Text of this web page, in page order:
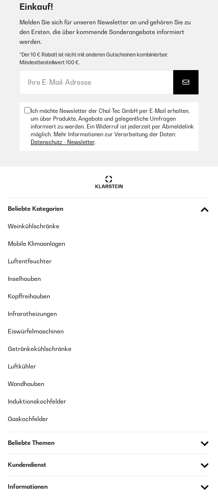
Einkauf!
Melden Sie sich für unseren Newsletter an und gehören Sie zu
den Ersten, die über kommende Sonderangebote informiert
werden.
*Der 10 € Rabatt ist nicht mit anderen Gutscheinen kombinierbar.
Mindestbestellwert 100 €.
Ich möchte Newsletter der Chal-Tec GmbH per E-Mail erhalten,
um über Produkte, Angebote und gelegentliche Umfragen
informiert zu werden. Ein Widerruf ist jederzeit per Abmeldelink
möglich. Mehr Informationen zur Verarbeitung der Daten:
Datenschutz - Newsletter.
Beliebte Kategorien
Weinkühlschränke
Mobile Klimaanlagen
Luftentfeuchter
Inselhauben
Kopffreihauben
Infrarotheizungen
Eiswürfelmaschinen
Getränkekühlschränke
Luftkühler
Wandhauben
Induktionskochfelder
Gaskochfelder
Beliebte Themen
Kundendienst
Informationen